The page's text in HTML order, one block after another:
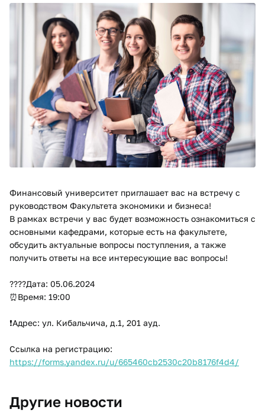
Финансовый университет приглашает вас на встречу с
руководством Факультета экономики и бизнеса!
В рамках встречи у вас будет возможность ознакомиться с
основными кафедрами, которые есть на факультете,
обсудить актуальные вопросы поступления, а также
получить ответы на все интересующие вас вопросы!
????️Дата: 05.06.2024
⏰Время: 19:00
❗Адрес: ул. Кибальчича, д.1, 201 ауд.
https://forms.yandex.ru/u/665460cb2530c20b8176f4d4/
Другие новости